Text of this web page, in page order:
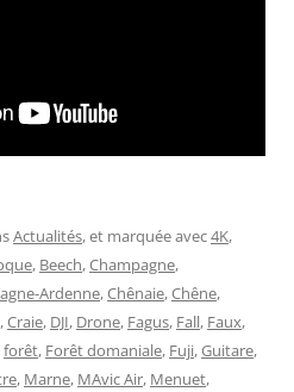
Actualités, et marquée avec4K,
, Beech,Champagne,
Ardenne,Chênaie,Chêne,
,Craie, DJI, Drone, Fagus, Fall, Faux,
forêt, Forêt domaniale, Fuji,Guitare,
, Marne, MAvic Air, Menuet,